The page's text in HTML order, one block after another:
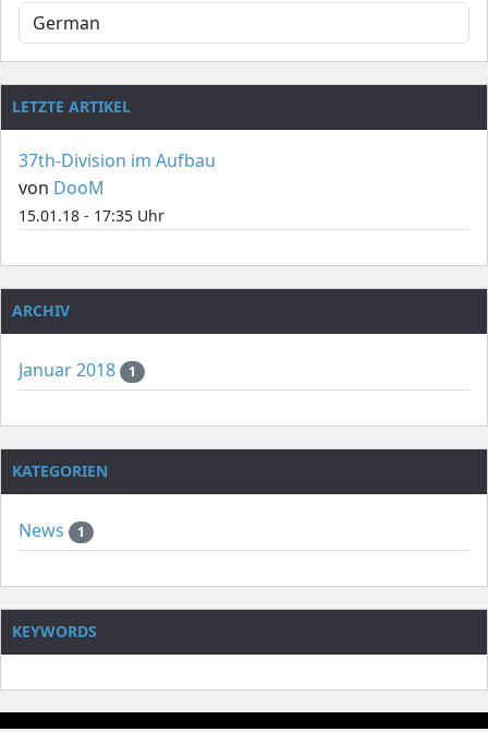
LETZTE ARTIKEL
37th-Division im Aufbau
von DooM
15.01.18 - 17:35 Uhr
ARCHIV
Januar 2018 1
KATEGORIEN
News 1
KEYWORDS